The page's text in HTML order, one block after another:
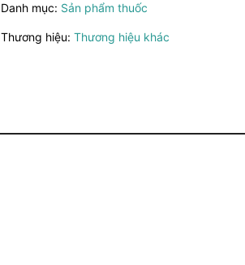
Điều
rối
Danh mục: Sản phẩm thuốc
Thương hiệu: Thương hiệu khác